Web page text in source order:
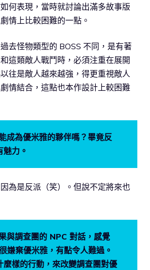
何表現，當時就討論出滿多故事版
情上比較困難的一點。
去怪物類型的 BOSS 不同，是有著
這類敵人戰鬥時，必須注重在展開
往是敵人越來越強，得更重視敵人
情結合，這點也本作設計上較困難
成為優米雅的夥伴嗎？畢竟反
力。
為是反派（笑）。但說不定將來也
與調查團的 NPC 對話，感覺
嫌棄優米雅，有點令人難過。
麼樣的行動，來改變調查團對優